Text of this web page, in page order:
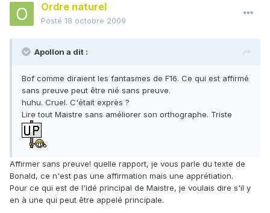
Ordre naturel
Posté 18 octobre 2009
Apollon a dit :
Bof comme diraient les fantasmes de F16. Ce qui est affirmé
sans preuve peut être nié sans preuve.
huhu. Cruel. C'était exprès ?
Lire tout Maistre sans améliorer son orthographe. Triste
Affirmer sans preuve! quelle rapport, je vous parle du texte de
Bonald, ce n'est pas une affirmation mais une apprétiation.
Pour ce qui est de l'idé principal de Maistre, je voulais dire s'il y
en à une qui peut être appelé principale.